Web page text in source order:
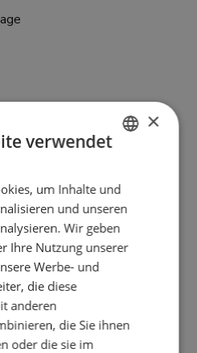
SPANISH
GERMAN
×
verwendet
um Inhalte und
und unseren
Wir geben
Ihre Nutzung unserer
Werbe- und
die diese
anderen
die Sie ihnen
oder die sie im